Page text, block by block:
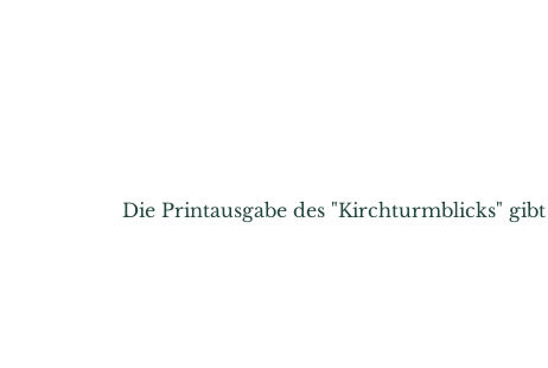
Die Printausgabe des "Kirchturmblicks"